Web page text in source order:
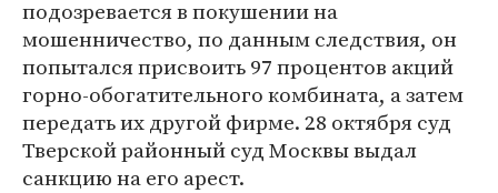
подозревается в покушении на
мошенничество, по данным следствия, он
попытался присвоить 97 процентов акций
горно-обогатительного комбината, а затем
передать их другой фирме. 28 октября суд
Тверской районный суд Москвы выдал
санкцию на его арест.